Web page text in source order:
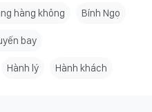
hàng không Bính Ngọ
bay
Hành lý Hành khách